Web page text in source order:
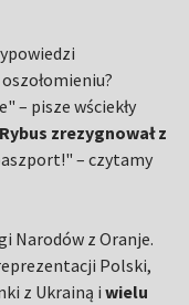
– pisze wściekły
zrezygnował z
– czytamy
Narodów z Oranje.
Polski,
z Ukrainą i wielu